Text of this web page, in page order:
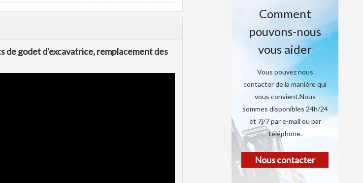
de godet d'excavatrice, remplacement des
Comment
pouvons-nous
vous aider
Vous pouvez nous
contacter de la manière qui
vous convient.Nous
sommes disponibles 24h/24
et 7j/7 par e-mail ou par
téléphone.
Nous contacter